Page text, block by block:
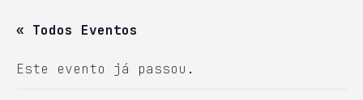
« Todos Eventos
Este evento já passou.